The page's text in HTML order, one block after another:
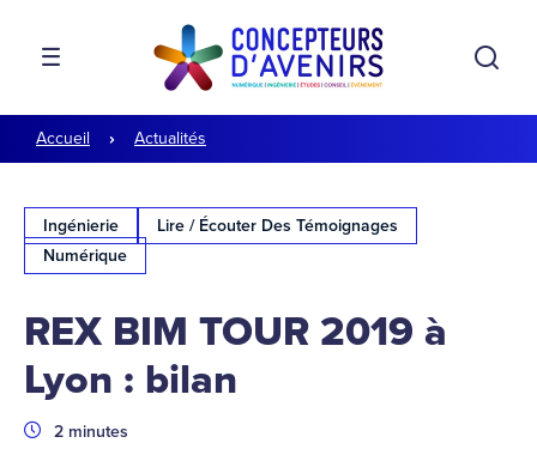
Aller au contenu
Aller à la navigation
MENU
Accueil Actualités
Ingénierie
Lire / Écouter Des Témoignages
Numérique
REX BIM TOUR 2019 à
Lyon : bilan
Durée
2 minutes